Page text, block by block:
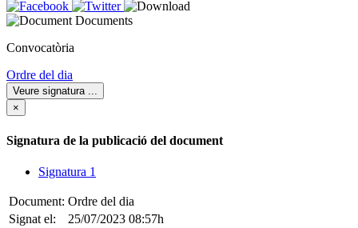
Documents
Convocatòria
Ordre del dia
Veure signatura ...
×
Signatura de la publicació del document
Signatura 1
Document: Ordre del dia
Signat el:
25/07/2023 08:57h